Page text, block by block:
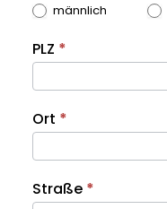
männlich
PLZ *
Ort *
Straße *